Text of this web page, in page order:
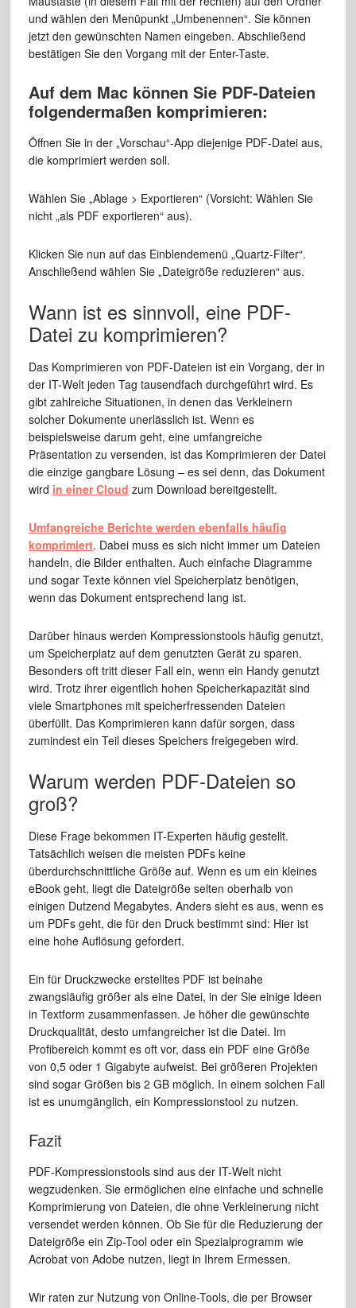
und wählen den Menüpunkt „Umbenennen“. Sie können
jetzt den gewünschten Namen eingeben. Abschließend
bestätigen Sie den Vorgang mit der Enter-Taste.
Auf dem Mac können Sie PDF-Dateien
folgendermaßen komprimieren:
Öffnen Sie in der „Vorschau“-App diejenige PDF-Datei aus,
die komprimiert werden soll.
Wählen Sie „Ablage > Exportieren“ (Vorsicht: Wählen Sie
nicht „als PDF exportieren“ aus).
Klicken Sie nun auf das Einblendemenü „Quartz-Filter“.
Anschließend wählen Sie „Dateigröße reduzieren“ aus.
Wann ist es sinnvoll, eine PDF-
Datei zu komprimieren?
Das Komprimieren von PDF-Dateien ist ein Vorgang, der in
der IT-Welt jeden Tag tausendfach durchgeführt wird. Es
gibt zahlreiche Situationen, in denen das Verkleinern
solcher Dokumente unerlässlich ist. Wenn es
beispielsweise darum geht, eine umfangreiche
Präsentation zu versenden, ist das Komprimieren der Datei
die einzige gangbare Lösung – es sei denn, das Dokument
wird in einer Cloud zum Download bereitgestellt.
Umfangreiche Berichte werden ebenfalls häufig
komprimiert. Dabei muss es sich nicht immer um Dateien
handeln, die Bilder enthalten. Auch einfache Diagramme
und sogar Texte können viel Speicherplatz benötigen,
wenn das Dokument entsprechend lang ist.
Darüber hinaus werden Kompressionstools häufig genutzt,
um Speicherplatz auf dem genutzten Gerät zu sparen.
Besonders oft tritt dieser Fall ein, wenn ein Handy genutzt
wird. Trotz ihrer eigentlich hohen Speicherkapazität sind
viele Smartphones mit speicherfressenden Dateien
überfüllt. Das Komprimieren kann dafür sorgen, dass
zumindest ein Teil dieses Speichers freigegeben wird.
Warum werden PDF-Dateien so
groß?
Diese Frage bekommen IT-Experten häufig gestellt.
Tatsächlich weisen die meisten PDFs keine
überdurchschnittliche Größe auf. Wenn es um ein kleines
eBook geht, liegt die Dateigröße selten oberhalb von
einigen Dutzend Megabytes. Anders sieht es aus, wenn es
um PDFs geht, die für den Druck bestimmt sind: Hier ist
eine hohe Auflösung gefordert.
Ein für Druckzwecke erstelltes PDF ist beinahe
zwangsläufig größer als eine Datei, in der Sie einige Ideen
in Textform zusammenfassen. Je höher die gewünschte
Druckqualität, desto umfangreicher ist die Datei. Im
Profibereich kommt es oft vor, dass ein PDF eine Größe
von 0,5 oder 1 Gigabyte aufweist. Bei größeren Projekten
sind sogar Größen bis 2 GB möglich. In einem solchen Fall
ist es unumgänglich, ein Kompressionstool zu nutzen.
Fazit
PDF-Kompressionstools sind aus der IT-Welt nicht
wegzudenken. Sie ermöglichen eine einfache und schnelle
Komprimierung von Dateien, die ohne Verkleinerung nicht
versendet werden können. Ob Sie für die Reduzierung der
Dateigröße ein Zip-Tool oder ein Spezialprogramm wie
Acrobat von Adobe nutzen, liegt in Ihrem Ermessen.
Wir raten zur Nutzung von Online-Tools, die per Browser